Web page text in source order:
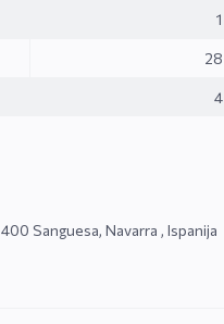
1
28
4
Sanguesa, Navarra , Ispanija